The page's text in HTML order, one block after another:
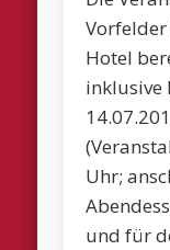
Hotel
inklusive
Uhr;
und für